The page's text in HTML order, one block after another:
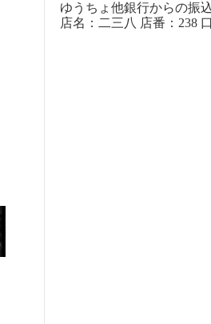
ゆうちょ他銀行からの振
店名：二三八 店番：238